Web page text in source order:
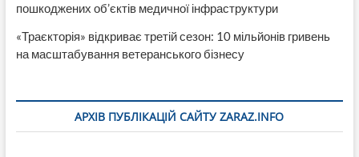
пошкоджених об’єктів медичної інфраструктури
«Траєкторія» відкриває третій сезон: 10 мільйонів гривень
на масштабування ветеранського бізнесу
АРХІВ ПУБЛІКАЦІЙ САЙТУ ZARAZ.INFO